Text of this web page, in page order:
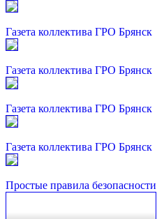
Газета коллектива ГРО Брянск
Газета коллектива ГРО Брянск
Газета коллектива ГРО Брянск
Газета коллектива ГРО Брянск
Простые правила безопасности